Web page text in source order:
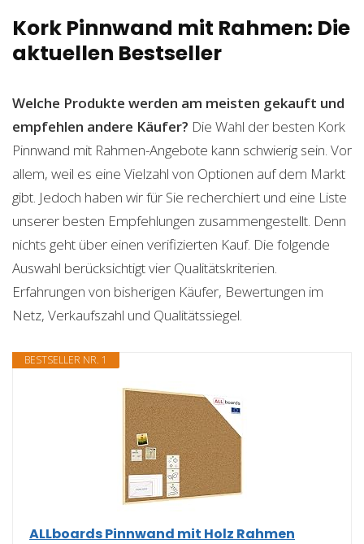
Kork Pinnwand mit Rahmen: Die
aktuellen Bestseller
Welche Produkte werden am meisten gekauft und
empfehlen andere Käufer? Die Wahl der besten Kork
Pinnwand mit Rahmen-Angebote kann schwierig sein. Vor
allem, weil es eine Vielzahl von Optionen auf dem Markt
gibt. Jedoch haben wir für Sie recherchiert und eine Liste
unserer besten Empfehlungen zusammengestellt. Denn
nichts geht über einen verifizierten Kauf. Die folgende
Auswahl berücksichtigt vier Qualitätskriterien.
Erfahrungen von bisherigen Käufer, Bewertungen im
Netz, Verkaufszahl und Qualitätssiegel.
BESTSELLER NR. 1
ALLboards Pinnwand mit Holz Rahmen